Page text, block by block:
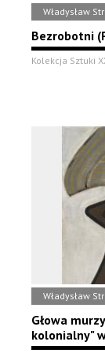
Władysław
Bezrobotni
Kolekcja Sztuki
Władysław
Głowa
kolonialny"